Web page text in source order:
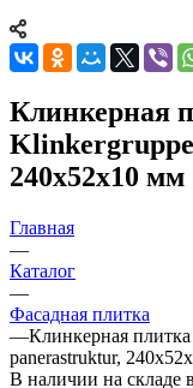
Клинкерная
240х52х10 мм
Главная
—
Каталог
—
Фасадная плитка
—Клинкерная
panerastruktur,
В наличии на складе